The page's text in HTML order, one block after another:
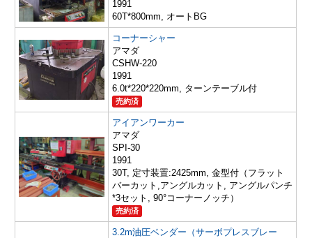
1991
60T*800mm, オートBG
コーナーシャー
アマダ
CSHW-220
1991
6.0t*220*220mm, ターンテーブル付
売約済
アイアンワーカー
アマダ
SPI-30
1991
30T, 定寸装置:2425mm, 金型付（フラット
バーカット,アングルカット, アングルパンチ
*3セット, 90°コーナーノッチ）
売約済
3.2m油圧ベンダー（サーボプレスブレー